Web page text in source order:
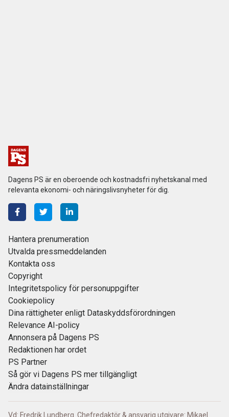
Dagens PS är en oberoende och kostnadsfri nyhetskanal med
relevanta ekonomi- och näringslivsnyheter för dig.
Hantera prenumeration
Utvalda pressmeddelanden
Kontakta oss
Copyright
Integritetspolicy för personuppgifter
Cookiepolicy
Dina rättigheter enligt Dataskyddsförordningen
Relevance AI-policy
Annonsera på Dagens PS
Redaktionen har ordet
PS Partner
Så gör vi Dagens PS mer tillgängligt
Ändra datainställningar
Vd: Fredrik Lundberg. Chefredaktör & ansvarig utgivare: Mikael